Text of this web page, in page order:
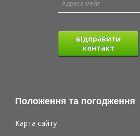
відправити
контакт
Положення та погодження
Карта сайту